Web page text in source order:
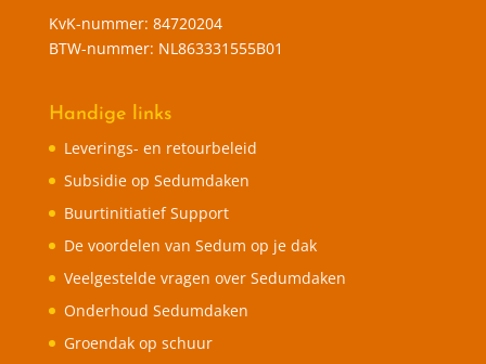
KvK-nummer: 84720204
BTW-nummer: NL863331555B01
Handige links
Leverings- en retourbeleid
Subsidie op Sedumdaken
Buurtinitiatief Support
De voordelen van Sedum op je dak
Veelgestelde vragen over Sedumdaken
Onderhoud Sedumdaken
Groendak op schuur